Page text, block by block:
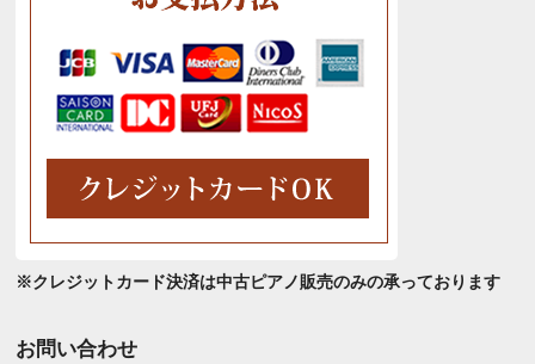
※クレジットカード決済は中古ピアノ販売のみの承っております
お問い合わせ